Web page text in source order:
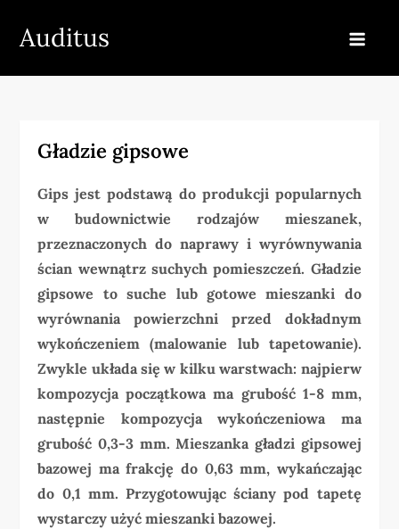
Auditus
Gładzie gipsowe
Gips jest podstawą do produkcji popularnych
w budownictwie rodzajów mieszanek,
przeznaczonych do naprawy i wyrównywania
ścian wewnątrz suchych pomieszczeń. Gładzie
gipsowe to suche lub gotowe mieszanki do
wyrównania powierzchni przed dokładnym
wykończeniem (malowanie lub tapetowanie).
Zwykle układa się w kilku warstwach: najpierw
kompozycja początkowa ma grubość 1-8 mm,
następnie kompozycja wykończeniowa ma
grubość 0,3-3 mm. Mieszanka gładzi gipsowej
bazowej ma frakcję do 0,63 mm, wykańczając
do 0,1 mm. Przygotowując ściany pod tapetę
wystarczy użyć mieszanki bazowej.